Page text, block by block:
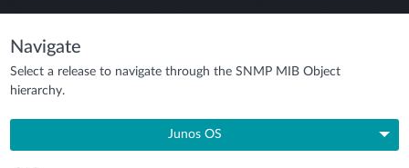
Navigate
Select a release to navigate through the SNMP MIB Object
hierarchy.
Junos OS